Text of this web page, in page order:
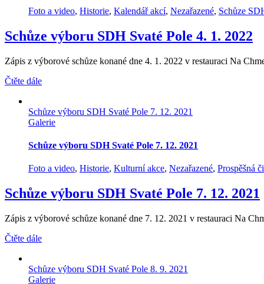
Foto a video, Historie, Kalendář akcí, Nezařazené, Schůze
Schůze výboru SDH Svaté Pole 4. 1. 2022
Zápis z výborové schůze konané dne 4. 1. 2022 v restauraci Na
Čtěte dále
Schůze výboru SDH Svaté Pole 7. 12. 2021
Galerie
Schůze výboru SDH Svaté Pole 7. 12. 2021
Foto a video, Historie, Kulturní akce, Nezařazené, Prospěšná
Schůze výboru SDH Svaté Pole 7. 12. 2021
Zápis z výborové schůze konané dne 7. 12. 2021 v restauraci Na
Čtěte dále
Schůze výboru SDH Svaté Pole 8. 9. 2021
Galerie